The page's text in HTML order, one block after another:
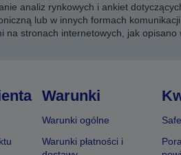
analiz rynkowych i ankiet
lub w innych formach
na stronach internetowych, jak opisano
Warunki
Warunki ogólne
Warunki płatności i